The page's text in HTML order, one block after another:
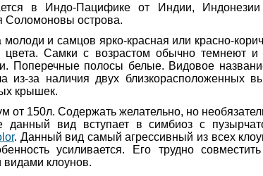
в Индо-Пацифике от Индии,
Соломоновы острова.
молоди и самцов ярко-красная или красно-
цвета. Самки с возрастом обычно темнеют и
Поперечные полосы белые. Видовое
из-за наличия двух близкорасположенных
крышек.
от 150л. Содержать желательно, но
данный вид вступает в симбиоз с
. Данный вид самый агрессивный из всех
усиливается. Его трудно
видами клоунов.